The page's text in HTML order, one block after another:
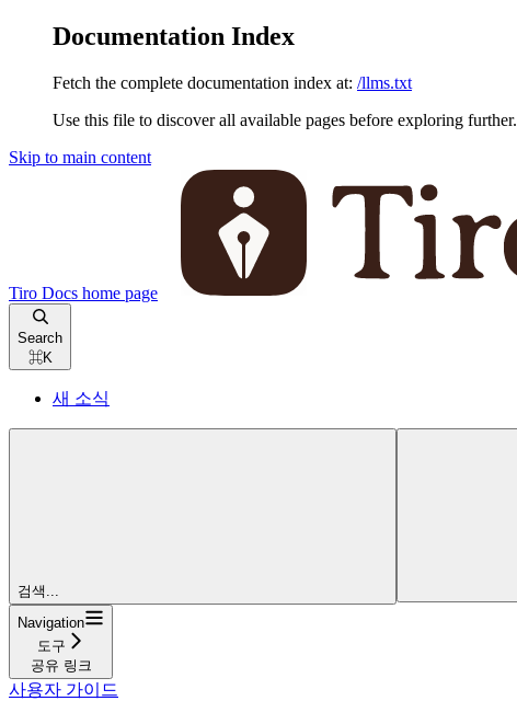
Documentation Index
Fetch the complete documentation index at: /llms.txt
Use this file to discover all available pages before exploring further.
Skip to main content
Tiro Docs home page
Search
⌘K
새 소식
검색...
Navigation
도구
공유 링크
사용자 가이드